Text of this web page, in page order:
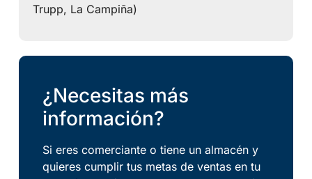
Trupp, La Campiña)
¿Necesitas más
información?
Si eres comerciante o tiene un almacén y
quieres cumplir tus metas de ventas en tu